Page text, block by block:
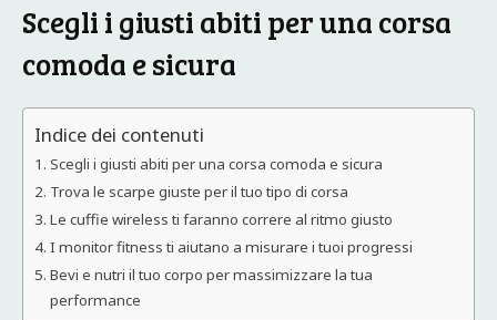
Scegli i giusti abiti per una corsa
comoda e sicura
Indice dei contenuti
Scegli i giusti abiti per una corsa comoda e sicura
Trova le scarpe giuste per il tuo tipo di corsa
Le cuffie wireless ti faranno correre al ritmo giusto
I monitor fitness ti aiutano a misurare i tuoi progressi
Bevi e nutri il tuo corpo per massimizzare la tua
performance